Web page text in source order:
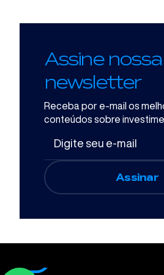
Assine nossa
newsletter
Receba por e-mail os
conteúdos sobre